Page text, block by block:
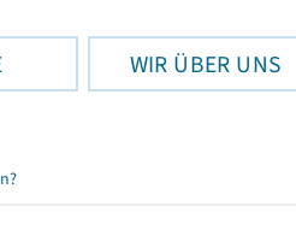
WIR ÜBER UNS